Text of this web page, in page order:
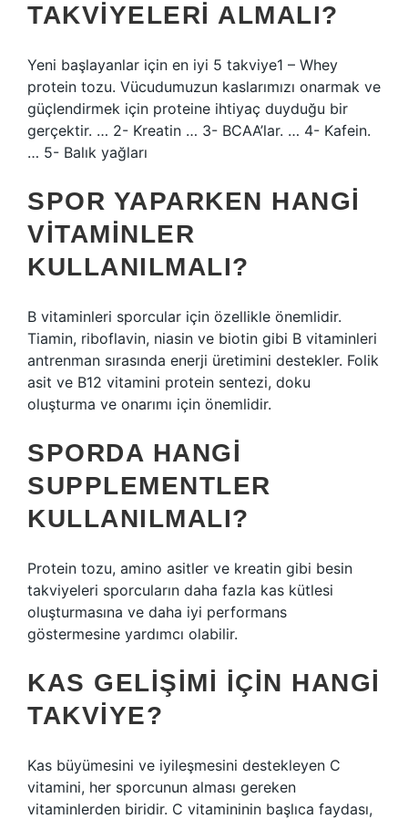
TAKVIYELERI ALMALI?
Yeni başlayanlar için en iyi 5 takviye1 – Whey
protein tozu. Vücudumuzun kaslarımızı onarmak ve
güçlendirmek için proteine ​​ihtiyaç duyduğu bir
gerçektir. … 2- Kreatin … 3- BCAA’lar. … 4- Kafein.
… 5- Balık yağları
SPOR YAPARKEN HANGI
VITAMINLER
KULLANILMALI?
B vitaminleri sporcular için özellikle önemlidir.
Tiamin, riboflavin, niasin ve biotin gibi B vitaminleri
antrenman sırasında enerji üretimini destekler. Folik
asit ve B12 vitamini protein sentezi, doku
oluşturma ve onarımı için önemlidir.
SPORDA HANGI
SUPPLEMENTLER
KULLANILMALI?
Protein tozu, amino asitler ve kreatin gibi besin
takviyeleri sporcuların daha fazla kas kütlesi
oluşturmasına ve daha iyi performans
göstermesine yardımcı olabilir.
KAS GELIŞIMI IÇIN HANGI
TAKVIYE?
Kas büyümesini ve iyileşmesini destekleyen C
vitamini, her sporcunun alması gereken
vitaminlerden biridir. C vitamininin başlıca faydası,